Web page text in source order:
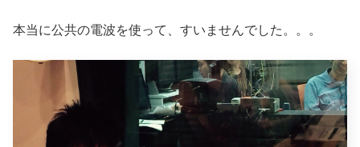
本当に公共の電波を使って、すいませんでした。。。